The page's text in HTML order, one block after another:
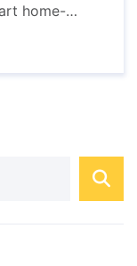
home-
van de
domotica-